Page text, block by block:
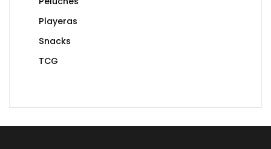
Playeras
Snacks
TCG